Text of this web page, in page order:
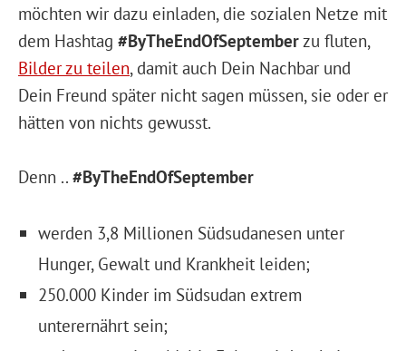
möchten wir dazu einladen, die sozialen Netze mit
dem Hashtag #ByTheEndOfSeptemberzu fluten,
Bilder zu teilen, damit auch Dein Nachbar und
Dein Freund später nicht sagen müssen, sie oder er
hätten von nichts gewusst.
Denn .. #ByTheEndOfSeptember
werden 3,8 Millionen Südsudanesen unter
Hunger, Gewalt und Krankheit leiden;
250.000 Kinder im Südsudan extrem
unterernährt sein;